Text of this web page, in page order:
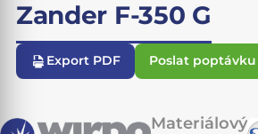
Zander F-350 G
Export PDF Poslat poptávku
Materiálový